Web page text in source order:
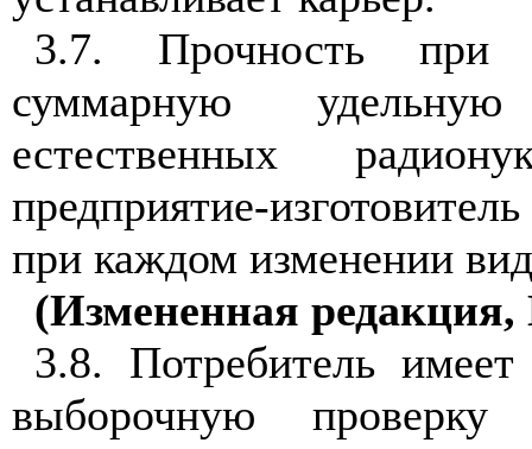
3.7. Прочность при
суммарную
естественных
предприятие-
при каждом изменении
(Измененная
3.8. Потребитель
выборочную проверку